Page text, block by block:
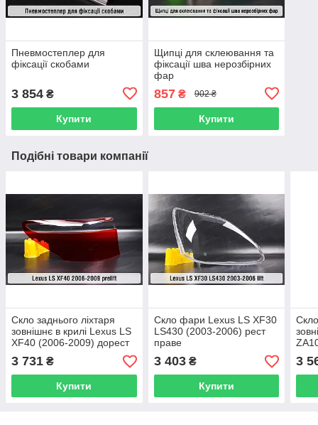
Пневмостеплер для
фіксації скобами
3 854 ₴
Купити
Щипці для склеювання та
фіксації шва нерозбірних
фар
857₴ 902 ₴
Купити
Подібні товари компанії
Скло заднього ліхтаря
зовнішнє в крилі Lexus LS
XF40 (2006-2009) дорест
ліве
3 731 ₴
Купити
Скло фари Lexus LS XF30
LS430 (2003-2006) рест
праве
3 403₴
Купити
3